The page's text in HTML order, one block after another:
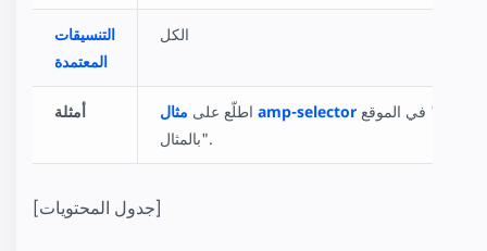
التنسيقات
المعتمدة
الكل
أمثلة اطلّع على مثال amp-selector
بالمثال".
[جدول المحتويات]